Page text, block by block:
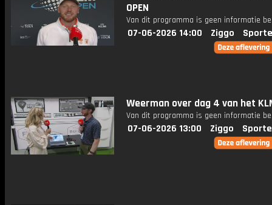
OPEN
Van dit programma is geen informatie
07-06-2026 14:00 Ziggo
Weerman over dag 4 van het
Van dit programma is geen informatie
07-06-2026 13:00 Ziggo